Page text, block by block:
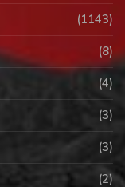
(1143)
(8)
(4)
(3)
(3)
(2)